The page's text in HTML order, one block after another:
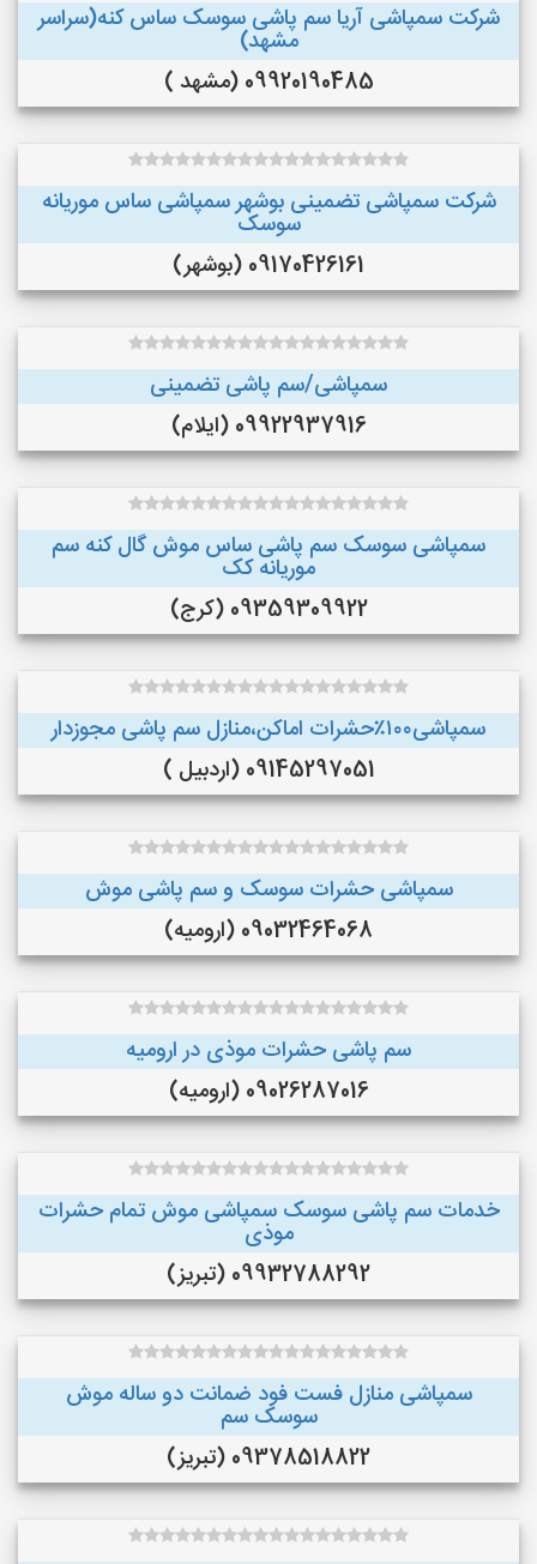
شرکت سمپاشی آریا سم پاشی سوسک ساس کنه(سراسر
مشهد)
09920190485 (مشهد )
شرکت سمپاشی تضمینی بوشهر سمپاشی ساس موریانه
سوسک
09170426161 (بوشهر)
سمپاشی/سم پاشی تضمینی
09922937916 (ایلام)
سمپاشی سوسک سم پاشی ساس موش گال کنه سم
موریانه کک
09359309922 (کرج)
سمپاشی۱۰۰٪حشرات اماکن،منازل سم پاشی مجوزدار
09145297051 (اردبیل )
سمپاشی حشرات سوسک و سم پاشی موش
09032464068 (ارومیه)
سم پاشی حشرات موذی در ارومیه
09026287016 (ارومیه)
خدمات سم پاشی سوسک سمپاشی موش تمام حشرات
موذی
09932788292 (تبریز)
سمپاشی منازل فست فود ضمانت دو ساله موش
سوسک سم
09378518822 (تبریز)